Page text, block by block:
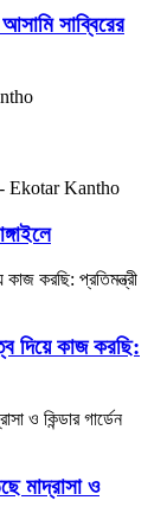
সাব্বিরের
দিয়ে কাজ করছি:
মাদ্রাসা ও